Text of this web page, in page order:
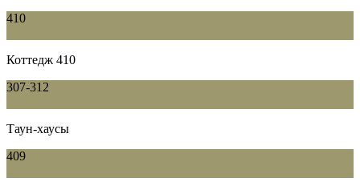
410
Коттедж 410
307-312
Таун-хаусы
409